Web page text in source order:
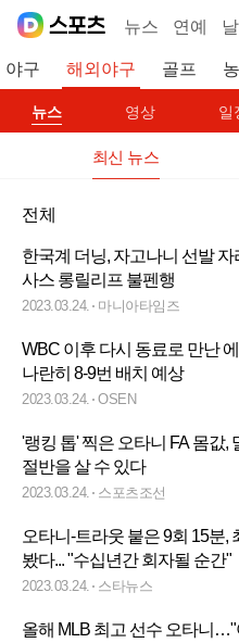
뉴스 연예
야구 해외야구 골프
뉴스 영상 일
최신 뉴스
전체
한국계 더닝, 자고나니 선발 자
사스 롱릴리프 불펜행
2023.03.24. 마니아타임즈
WBC 이후 다시 동료로 만난
나란히 8-9번 배치 예상
2023.03.24. OSEN
'랭킹 톱' 찍은 오타니 FA 몸값,
절반을 살 수 있다
2023.03.24. 스포츠조선
오타니-트라웃 붙은 9회 15분,
봤다... "수십년간 회자될 순간"
2023.03.24. 스타뉴스
올해 MLB 최고 선수 오타니